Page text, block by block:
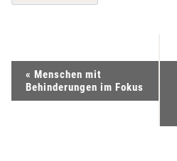
e
« Menschen mit
Behinderungen im Fokus